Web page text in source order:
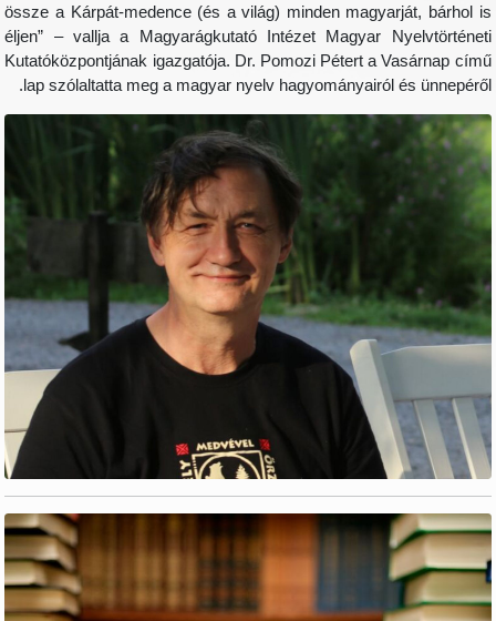
össze a Kárpát-medence (és a világ) minden
éljen” – vallja a Magyarágkutató Intézet Magyar
Kutatóközpontjának igazgatója. Dr. Pomozi Pétert a
lap szólaltatta meg a magyar nyelv hagyományairól